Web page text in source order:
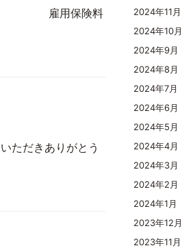
険料
ただきありがとう
2024年11月
2024年10月
2024年9月
2024年8月
2024年7月
2024年6月
2024年5月
2024年4月
2024年3月
2024年2月
2024年1月
2023年12月
2023年11月